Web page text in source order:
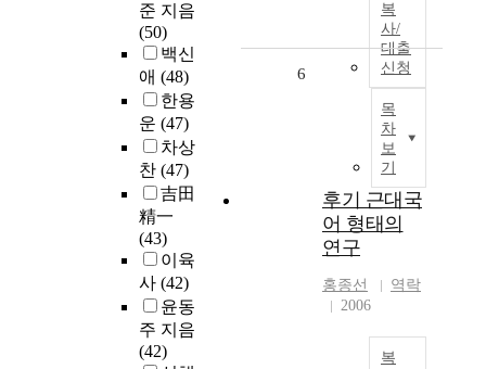
준 지음
(50)
백신
애 (48)
한용
운 (47)
차상
찬 (47)
吉田
精一
(43)
이육
사 (42)
윤동
주 지음
(42)
복
사/
대출
신청
목
차
보
기
6
후기 근대국
어 형태의
연구
홍종선
역락
2006
복